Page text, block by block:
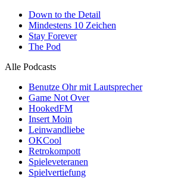
Down to the Detail
Mindestens 10 Zeichen
Stay Forever
The Pod
Alle Podcasts
Benutze Ohr mit Lautsprecher
Game Not Over
HookedFM
Insert Moin
Leinwandliebe
OKCool
Retrokompott
Spieleveteranen
Spielvertiefung